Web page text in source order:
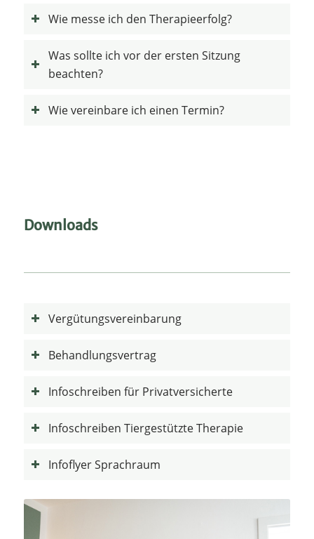
Wie messe ich den Therapieerfolg?
Was sollte ich vor der ersten Sitzung
beachten?
Wie vereinbare ich einen Termin?
Downloads
Vergütungsvereinbarung
Behandlungsvertrag
Infoschreiben für Privatversicherte
Infoschreiben Tiergestützte Therapie
Infoflyer Sprachraum